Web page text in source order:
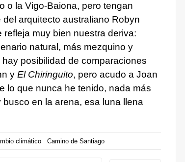
o la Vigo-Baiona, pero tengan
arquitecto australiano Robyn
refleja muy bien nuestra deriva:
natural, más mezquino y
posibilidad de comparaciones
y El Chiringuito, pero acudo a Joan
lo que nunca he tenido, nada más
en la arena, esa luna llena
climático Camino de Santiago